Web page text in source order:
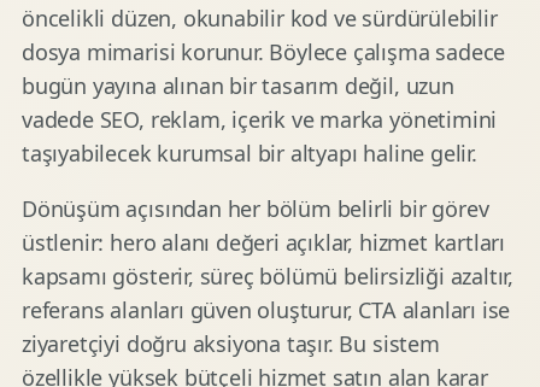
öncelikli düzen, okunabilir kod ve sürdürülebilir
dosya mimarisi korunur. Böylece çalışma sadece
bugün yayına alınan bir tasarım değil, uzun
vadede SEO, reklam, içerik ve marka yönetimini
taşıyabilecek kurumsal bir altyapı haline gelir.
Dönüşüm açısından her bölüm belirli bir görev
üstlenir: hero alanı değeri açıklar, hizmet kartları
kapsamı gösterir, süreç bölümü belirsizliği azaltır,
referans alanları güven oluşturur, CTA alanları ise
ziyaretçiyi doğru aksiyona taşır. Bu sistem
özellikle yüksek bütçeli hizmet satın alan karar